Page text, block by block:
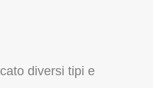
diversi tipi e